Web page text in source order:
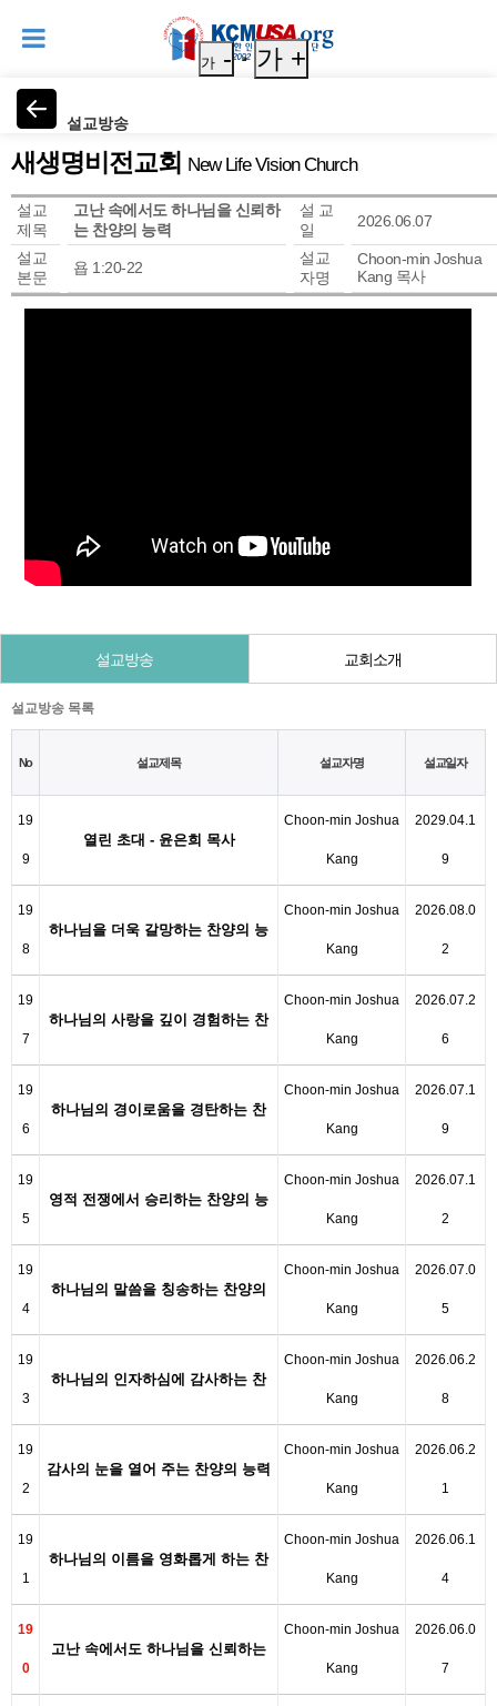
설교방송
가 - 가 +
새생명비전교회 New Life Vision Church
설교
제목
고난 속에서도 하나님을 신뢰하
는 찬양의 능력
설 교
일
2026.06.07
설교
본문
욥 1:20-22
설교
자명
Choon-min Joshua
Kang 목사
설교방송 교회소개
설교방송 목록
No 설교제목 설교자명 설교일자
19
9
열린 초대 - 윤은희 목사
Choon-min Joshua
Kang
2029.04.1
9
19
8
하나님을 더욱 갈망하는 찬양의 능
Choon-min Joshua
Kang
2026.08.0
2
19
7
하나님의 사랑을 깊이 경험하는 찬
Choon-min Joshua
Kang
2026.07.2
6
19
6
하나님의 경이로움을 경탄하는 찬
Choon-min Joshua
Kang
2026.07.1
9
19
5
영적 전쟁에서 승리하는 찬양의 능
Choon-min Joshua
Kang
2026.07.1
2
19
4
하나님의 말씀을 칭송하는 찬양의
Choon-min Joshua
Kang
2026.07.0
5
19
3
하나님의 인자하심에 감사하는 찬
Choon-min Joshua
Kang
2026.06.2
8
19
2
감사의 눈을 열어 주는 찬양의 능력
Choon-min Joshua
Kang
2026.06.2
1
19
1
하나님의 이름을 영화롭게 하는 찬
Choon-min Joshua
Kang
2026.06.1
4
19
0
고난 속에서도 하나님을 신뢰하는
Choon-min Joshua
Kang
2026.06.0
7